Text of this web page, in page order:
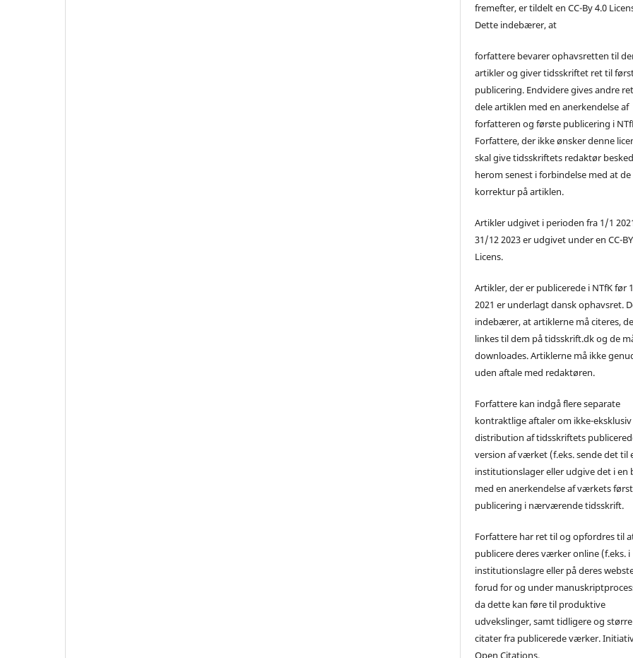
fremefter, er tildelt en CC-By 4.0
Dette indebærer, at
forfattere bevarer ophavsretten til
artikler og giver tidsskriftet ret til
publicering. Endvidere gives andre
dele artiklen med en anerkendelse af
forfatteren og første publicering i
Forfattere, der ikke ønsker denne
skal give tidsskriftets redaktør besked
herom senest i forbindelse med at
korrektur på artiklen.
Artikler udgivet i perioden fra 1/1
31/12 2023 er udgivet under en CC-
Licens.
Artikler, der er publicerede i NTfK før
2021 er underlagt dansk ophavsret.
indebærer, at artiklerne må citeres,
linkes til dem på tidsskrift.dk og de
downloades. Artiklerne må ikke
uden aftale med redaktøren.
Forfattere kan indgå flere separate
kontraktlige aftaler om ikke-eksklusiv
distribution af tidsskriftets
version af værket (f.eks. sende det til
institutionslager eller udgive det i en
med en anerkendelse af værkets
publicering i nærværende tidsskrift.
Forfattere har ret til og opfordres til
publicere deres værker online (f.eks. i
institutionslagre eller på deres
forud for og under
da dette kan føre til produktive
udvekslinger, samt tidligere og større
citater fra publicerede værker.
Open Citations.